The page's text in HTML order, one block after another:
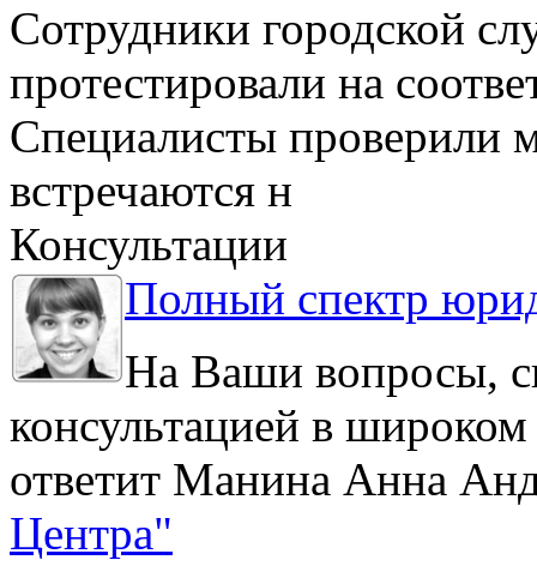
Сотрудники городской
протестировали на
Специалисты проверили
встречаются н
Консультации
Полный спектр
На Ваши вопросы,
консультацией в
ответит Манина Анна
Центра"